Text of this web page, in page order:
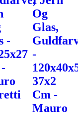
-
Og
Glas,
-
37x2
Cm -
Mauro